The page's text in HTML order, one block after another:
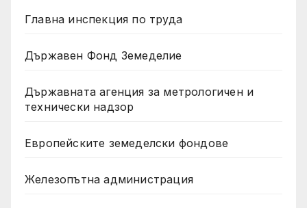
Главна инспекция по труда
Държавен Фонд Земеделие
Държавната агенция за метрологичен и
технически надзор
Европейските земеделски фондове
Железопътна администрация